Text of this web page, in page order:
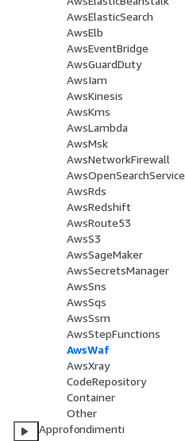
AwsElasticSearch
AwsElb
AwsEventBridge
AwsGuardDuty
AwsIam
AwsKinesis
AwsKms
AwsLambda
AwsMsk
AwsNetworkFirewall
AwsOpenSearchService
AwsRds
AwsRedshift
AwsRoute53
AwsS3
AwsSageMaker
AwsSecretsManager
AwsSns
AwsSqs
AwsSsm
AwsStepFunctions
AwsWaf
AwsXray
CodeRepository
Container
Other
Approfondimenti